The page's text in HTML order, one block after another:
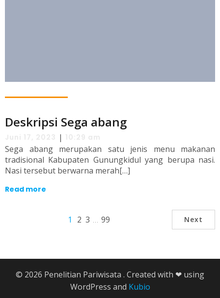
Deskripsi Sega abang
|
Sega abang merupakan satu jenis menu makanan
tradisional Kabupaten Gunungkidul yang berupa nasi.
Nasi tersebut berwarna merah[…]
Read more
1 2 3 … 99 Next
© 2026 Penelitian Pariwisata . Created with ❤ using
WordPress and Kubio